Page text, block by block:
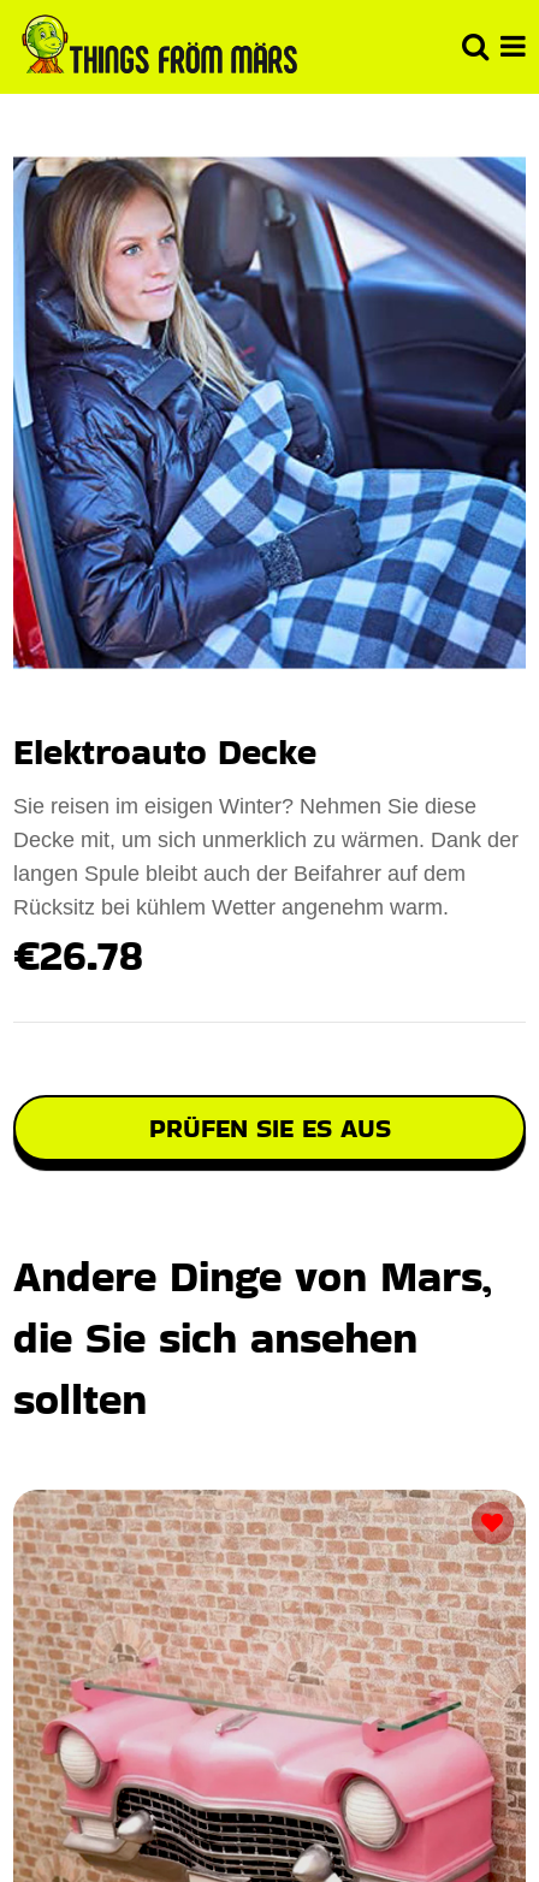
Elektroauto Decke
Sie reisen im eisigen Winter? Nehmen Sie diese
Decke mit, um sich unmerklich zu wärmen. Dank der
langen Spule bleibt auch der Beifahrer auf dem
Rücksitz bei kühlem Wetter angenehm warm.
€26.78
PRÜFEN SIE ES AUS
Andere Dinge von Mars,
die Sie sich ansehen
sollten